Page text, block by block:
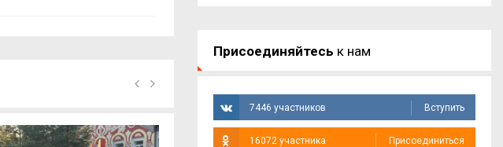
Присоединяйтесь к нам
7446 участников Вступить
16072 участника Присоединиться